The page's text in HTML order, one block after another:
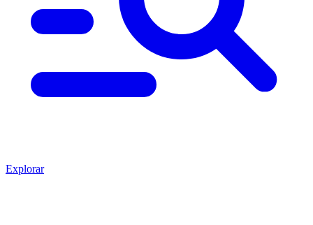
Explorar